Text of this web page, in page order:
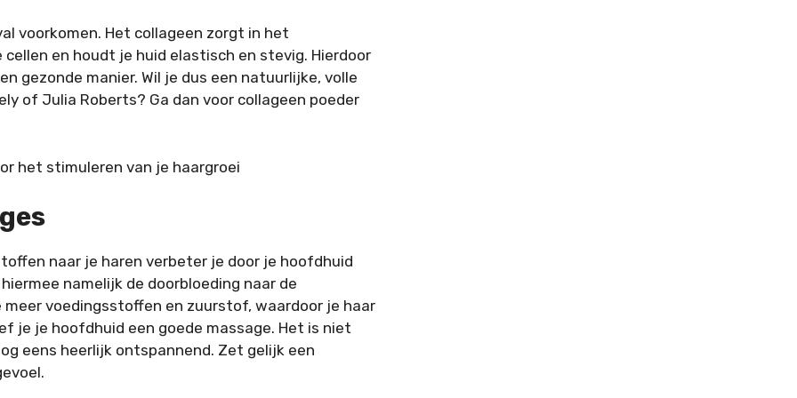
voorkomen. Het collageen zorgt in het
en houdt je huid elastisch en stevig. Hierdoor
gezonde manier. Wil je dus een natuurlijke, volle
of Julia Roberts? Ga dan voor collageen poeder
het stimuleren van je haargroei
naar je haren verbeter je door je hoofdhuid
namelijk de doorbloeding naar de
meer voedingsstoffen en zuurstof, waardoor je haar
je je hoofdhuid een goede massage. Het is niet
eens heerlijk ontspannend. Zet gelijk een